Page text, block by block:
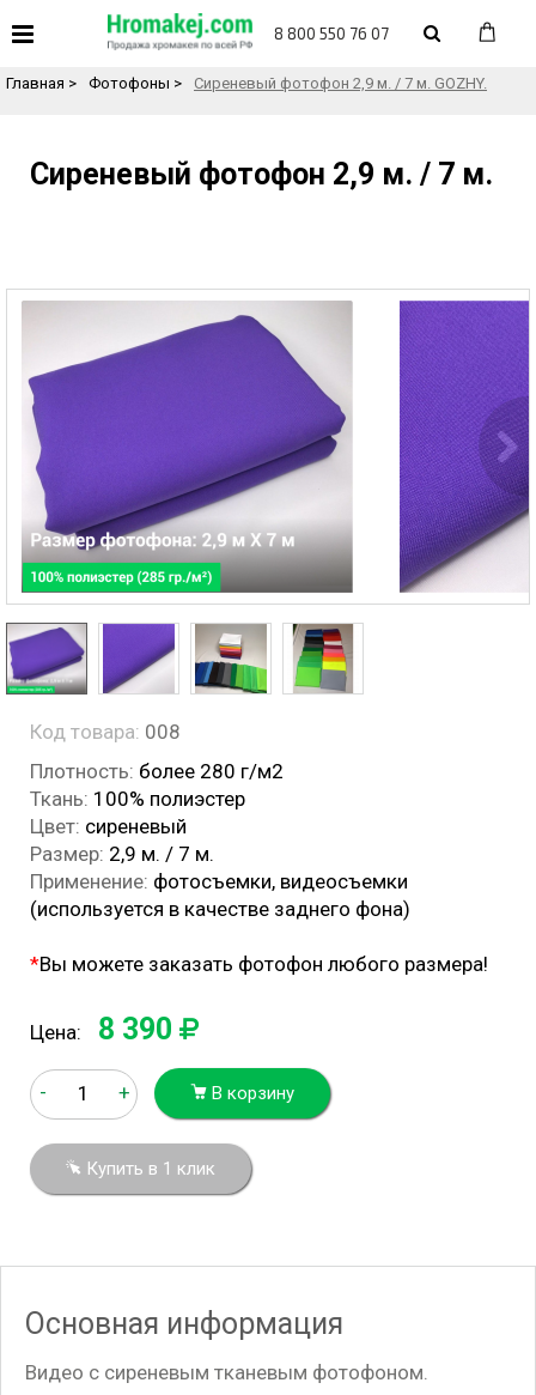
8 800 550 76 07
Назад в каталог товаров
Главная > Фотофоны > Сиреневый фотофон 2,9 м. / 7 м. GOZHY.
Сиреневый фотофон 2,9 м. / 7 м.
Код товара: 008
Плотность: более 280 г/м2
Ткань: 100% полиэстер
Цвет: сиреневый
Размер: 2,9 м. / 7 м.
Применение: фотосъемки, видеосъемки
(используется в качестве заднего фона)
*Вы можете заказать фотофон любого размера!
Цена: 8 390
- + В корзину
Купить в 1 клик
Основная информация
Видео с сиреневым тканевым фотофоном.